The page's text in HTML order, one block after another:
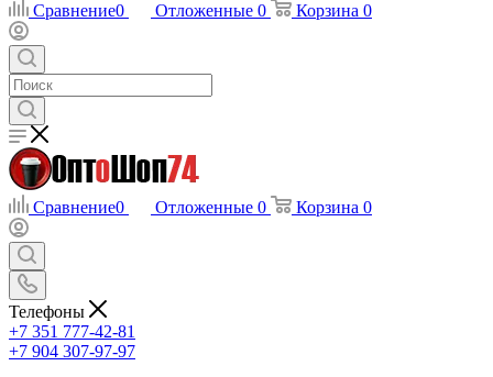
Сравнение0 Отложенные 0 Корзина 0
Сравнение0 Отложенные 0 Корзина 0
Телефоны
+7 351 777-42-81
+7 904 307-97-97